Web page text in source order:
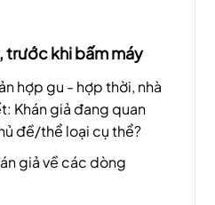
trước khi bấm máy
hợp gu - hợp thời, nhà
Khán giả đang quan
đề/thể loại cụ thể?
giả về các dòng